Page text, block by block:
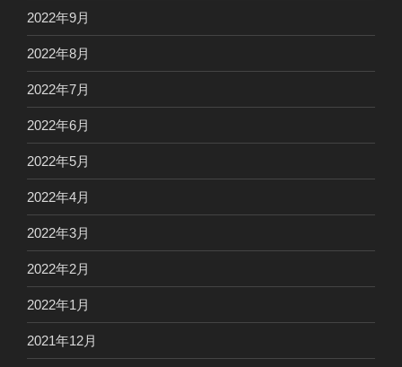
2022年9月
2022年8月
2022年7月
2022年6月
2022年5月
2022年4月
2022年3月
2022年2月
2022年1月
2021年12月